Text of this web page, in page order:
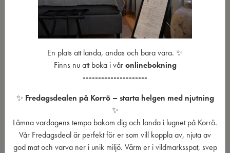
Observera att presentkort inte kan betalas mot faktura.
Presentkort
En plats att landa, andas och bara vara. ✨
Finns nu att boka i våronlinebokning
---------------------
✨ Fredagsdealen på Korrö – starta helgen med njutning
✨
Lämna vardagens tempo bakom dig och landa i lugnet på Korrö.
Vår Fredagsdeal är perfekt för er som vill koppla av, njuta av
god mat och varva ner i unik miljö. Värm er i vildmarksspat, svep